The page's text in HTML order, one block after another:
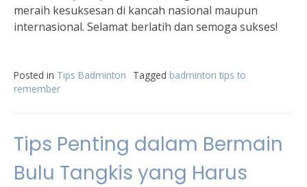
meraih kesuksesan di kancah nasional maupun
internasional. Selamat berlatih dan semoga sukses!
Posted in Tips Badminton Tagged badminton tips to
remember
Tips Penting dalam Bermain
Bulu Tangkis yang Harus